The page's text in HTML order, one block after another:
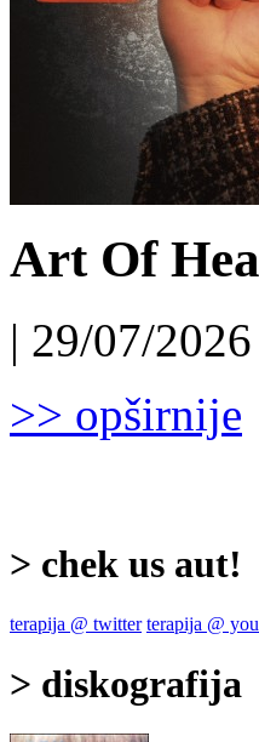
Art Of
| 29/07/
>> opširnije
> chek us aut!
terapija @ twitter terapija @
> diskografija